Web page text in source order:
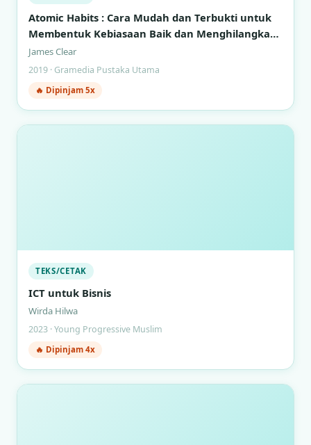
Atomic Habits : Cara Mudah dan Terbukti untuk
Membentuk Kebiasaan Baik dan Menghilangkan
Kebiasaan Buruk
James Clear
2019 · Gramedia Pustaka Utama
🔥 Dipinjam 5x
TEKS/CETAK
ICT untuk Bisnis
Wirda Hilwa
2023 · Young Progressive Muslim
🔥 Dipinjam 4x